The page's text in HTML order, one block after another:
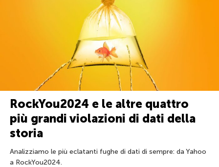
RockYou2024 e le altre quattro
più grandi violazioni di dati della
storia
Analizziamo le più eclatanti fughe di dati di sempre: da Yahoo
a RockYou2024.